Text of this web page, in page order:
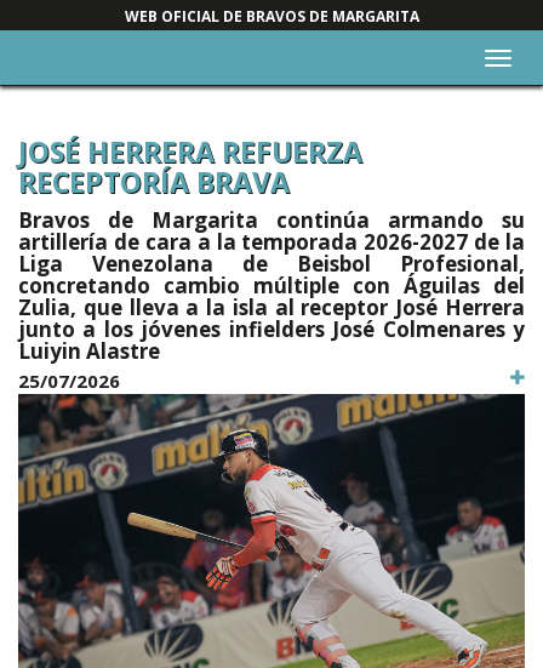
WEB OFICIAL DE BRAVOS DE MARGARITA
JOSÉ HERRERA REFUERZA
RECEPTORÍA BRAVA
Bravos de Margarita continúa armando su
artillería de cara a la temporada 2026-2027 de la
Liga Venezolana de Beisbol Profesional,
concretando cambio múltiple con Águilas del
Zulia, que lleva a la isla al receptor José Herrera
junto a los jóvenes infielders José Colmenares y
Luiyin Alastre
25/07/2026